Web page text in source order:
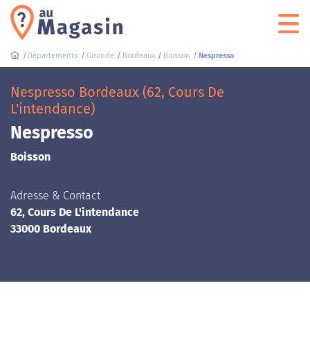
Départements Gironde Bordeaux Boisson Nespresso
Nespresso Bordeaux (62, Cours De
L'intendance)
Nespresso
Boisson
Adresse & Contact
62, Cours De L'intendance
33000 Bordeaux